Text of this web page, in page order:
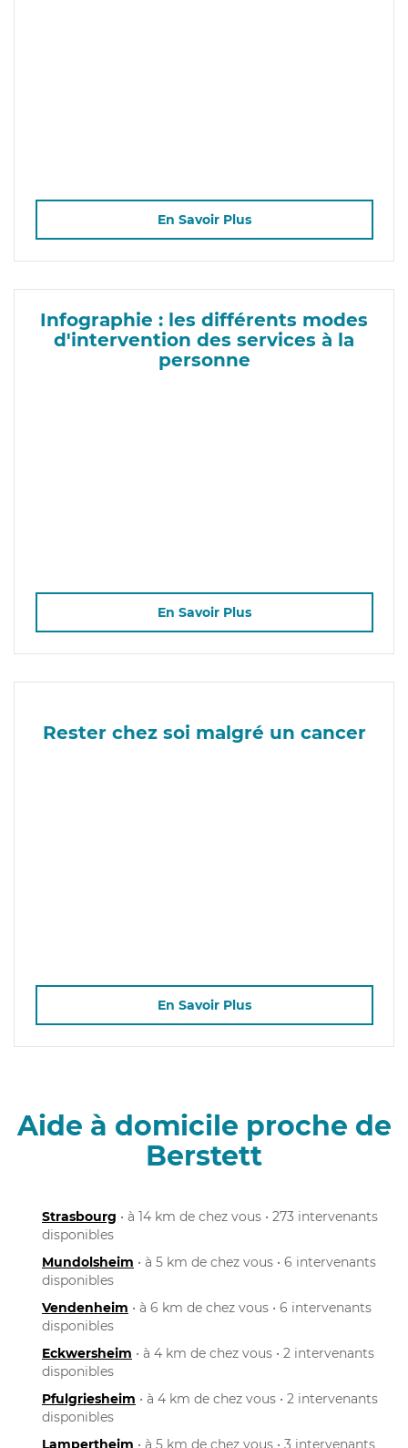
En Savoir Plus
Infographie : les différents modes
d'intervention des services à la
personne
En Savoir Plus
Rester chez soi malgré un cancer
En Savoir Plus
Aide à domicile proche de
Berstett
Strasbourg • à 14 km de chez vous • 273 intervenants
disponibles
Mundolsheim • à 5 km de chez vous • 6 intervenants
disponibles
Vendenheim • à 6 km de chez vous • 6 intervenants
disponibles
Eckwersheim • à 4 km de chez vous • 2 intervenants
disponibles
Pfulgriesheim • à 4 km de chez vous • 2 intervenants
disponibles
Lampertheim • à 5 km de chez vous • 3 intervenants